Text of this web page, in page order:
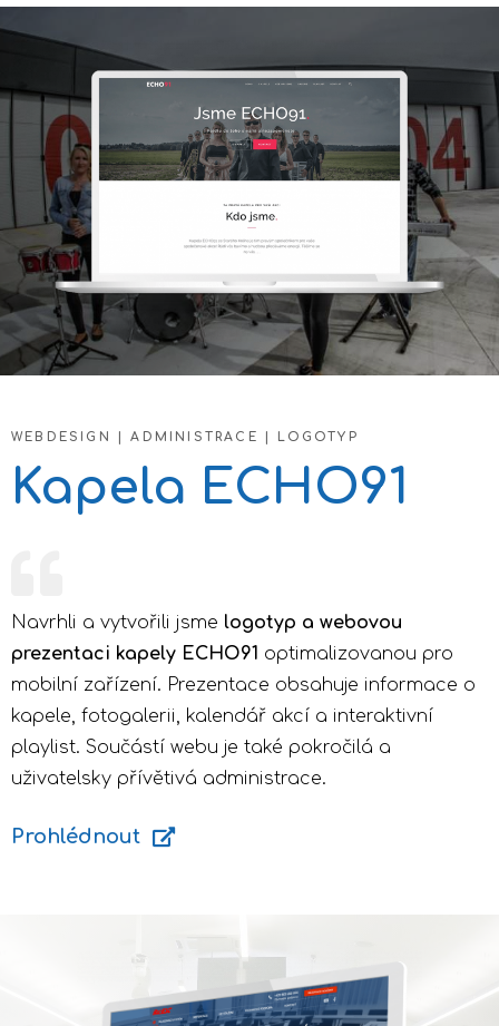
WEBDESIGN | ADMINISTRACE | LOGOTYP
Kapela ECHO91
Navrhli a vytvořili jsme logotyp a webovou
prezentaci kapely ECHO91 optimalizovanou pro
mobilní zařízení. Prezentace obsahuje informace o
kapele, fotogalerii, kalendář akcí a interaktivní
playlist. Součástí webu je také pokročilá a
uživatelsky přívětivá administrace.
Prohlédnout